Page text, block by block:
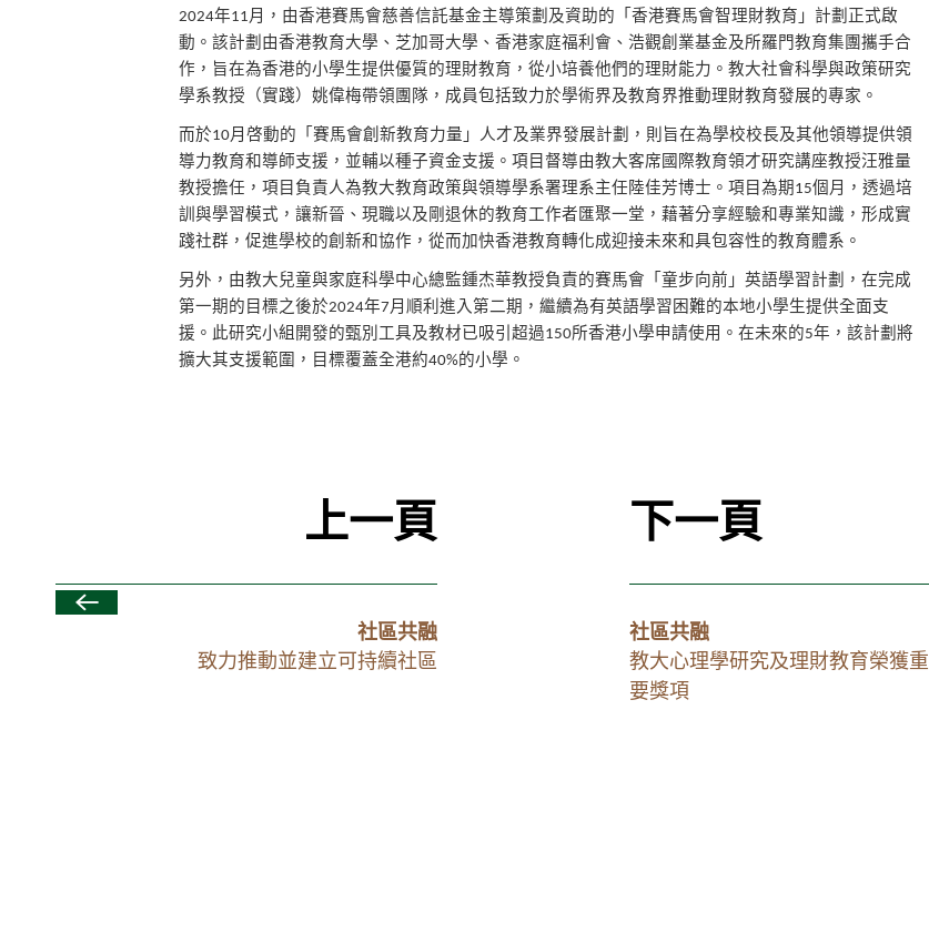
2024年11 月，由香港賽馬會慈善信託基金主導策劃及資助的「香港賽馬會智理財教育」計劃正式啟
動。 該計劃由香港教育大學、芝加哥大學、香港家庭福利會、浩觀創業基金及所羅門教育集團攜手合
作， 旨在為香港的小學生提供優質的理財教育，從小培養他們的理財能力。教大社會科學與政策研究
學系教授（實踐）姚偉梅帶領團隊，成員包括致力於學術界及教育界推動理財教育發展的專家。
而於10月啓動的「賽馬會創新教育力量」人才及業界發展計劃，則旨在為學校校長及其他領導提供領
導力教育和導師支援，並輔以種子資金支援。項目督導由教大客席國際教育領才研究講座教授汪雅量
教授擔任，項目負責人為教大教育政策與領導學系署理系主任陸佳芳博士。項目為期 15個月，透過培
訓與學習模式，讓新晉、現職以及剛退休的教育工作者匯聚一堂，藉著分享經驗和專業知識，形成實
踐社群， 促進學校的創新和協作，從而加快香港教育轉化成迎接未來和具包容性的教育體系。
另外，由教大兒童與家庭科學中心總監鍾杰華教授負責的賽馬會「童步向前」英語學習計劃，在完成
第一期的目標之後於2024年7 月順利進入第二期，繼續為有英語學習困難的本地小學生提供全面支
援。 此研究小組開發的甄別工具及教材已吸引超過150所香港小學申請使用。在未來的5年，該計劃將
擴大其支援範圍，目標覆蓋全港約40%的小學。
上一頁
社區共融
致力推動並建立可持續社區
下一頁
社區共融
教大心理學研究及理財教育榮獲重
要獎項